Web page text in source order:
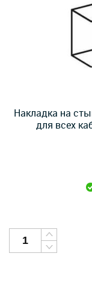
Накладка на
для всех